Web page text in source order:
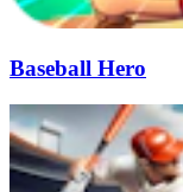
Baseball Hero